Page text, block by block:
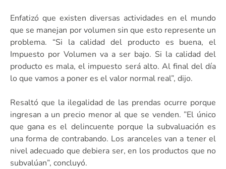
Enfatizó que existen diversas actividades en el mundo
que se manejan por volumen sin que esto represente un
problema. “Si la calidad del producto es buena, el
Impuesto por Volumen va a ser bajo. Si la calidad del
producto es mala, el impuesto será alto. Al final del día
lo que vamos a poner es el valor normal real”, dijo.
Resaltó que la ilegalidad de las prendas ocurre porque
ingresan a un precio menor al que se venden. ”El único
que gana es el delincuente porque la subvaluación es
una forma de contrabando. Los aranceles van a tener el
nivel adecuado que debiera ser, en los productos que no
subvalúan”, concluyó.